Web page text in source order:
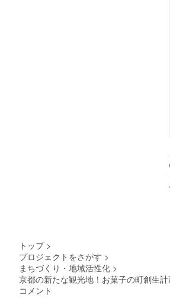
トップ >
プロジェクトをさがす >
まちづくり・地域活性化 >
京都の新たな観光地！お菓子の町創生計
コメント